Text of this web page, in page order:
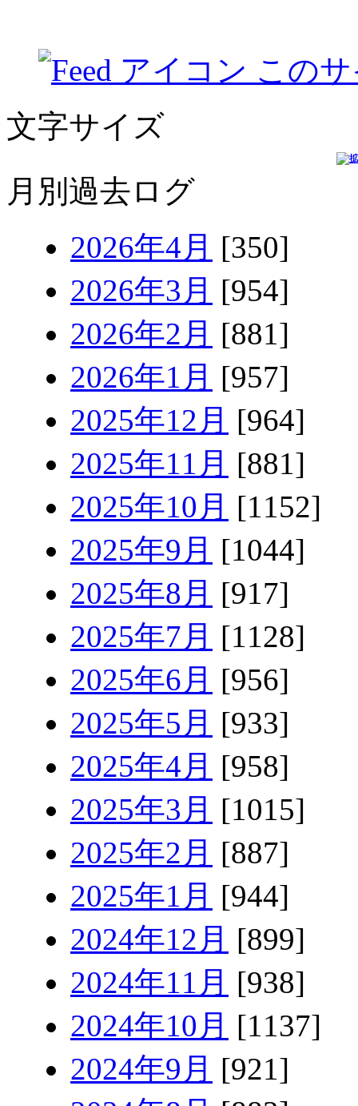
この
文字サイズ
月別過去ログ
2026年4月 [350]
2026年3月 [954]
2026年2月 [881]
2026年1月 [957]
2025年12月 [964]
2025年11月 [881]
2025年10月 [1152]
2025年9月 [1044]
2025年8月 [917]
2025年7月 [1128]
2025年6月 [956]
2025年5月 [933]
2025年4月 [958]
2025年3月 [1015]
2025年2月 [887]
2025年1月 [944]
2024年12月 [899]
2024年11月 [938]
2024年10月 [1137]
2024年9月 [921]